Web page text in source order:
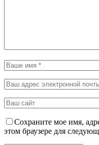
Сохраните мое имя,
этом браузере для